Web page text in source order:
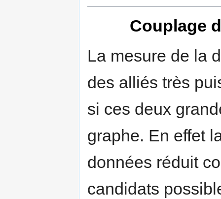
Couplage
La mesure de la
des alliés très
si ces deux
graphe. En effet
données réduit
candidats